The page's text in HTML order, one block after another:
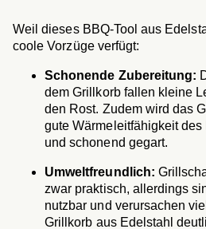
Weil dieses BBQ-Tool aus
coole Vorzüge verfügt:
Schonende Zubereitung:
dem Grillkorb fallen kleine
den Rost. Zudem wird das
gute Wärmeleitfähigkeit
und schonend gegart.
Umweltfreundlich:
zwar praktisch, allerdings
nutzbar und verursachen
Grillkorb aus Edelstahl